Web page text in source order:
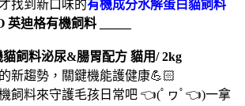
找到新口味的有機成分水解蛋白貓飼料
迪格有機飼料 _____
飼料泌尿&腸胃配方 貓用/ 2kg
新趨勢，關鍵機能護健康💪🏻
飼料來守護毛孩日常吧 👈(ﾟヮﾟ👈)一拿